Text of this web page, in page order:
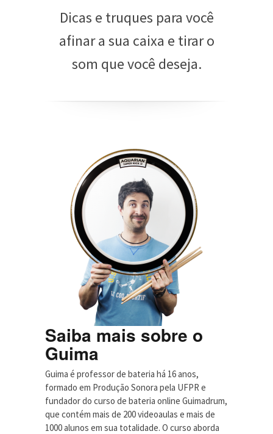
Dicas e truques para você
afinar a sua caixa e tirar o
som que você deseja.
Saiba mais sobre o
Guima
Guima é professor de bateria há 16 anos,
formado em Produção Sonora pela UFPR e
fundador do curso de bateria online Guimadrum,
que contém mais de 200 videoaulas e mais de
1000 alunos em sua totalidade. O curso aborda